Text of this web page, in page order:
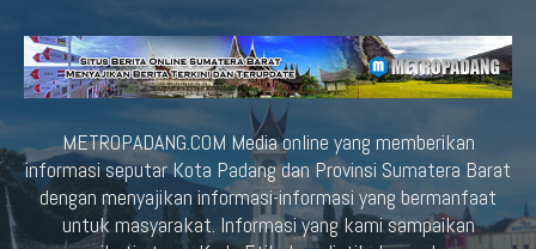
METROPADANG.COM Media online yang memberikan
informasi seputar Kota Padang dan Provinsi Sumatera Barat
dengan menyajikan informasi-informasi yang bermanfaat
untuk masyarakat. Informasi yang kami sampaikan